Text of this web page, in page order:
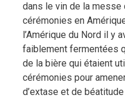
dans le vin de la messe
cérémonies en
l’Amérique du Nord il y
faiblement fermentées
de la bière qui étaient
cérémonies pour
d’extase et de